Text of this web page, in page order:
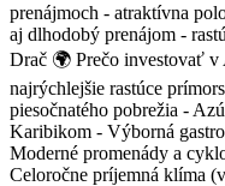
prenájmoch - atraktívna
aj dlhodobý prenájom -
Drač 🌍 Prečo investovať v
najrýchlejšie rastúce
piesočnatého pobrežia -
Karibikom - Výborná
Moderné promenády a
Celoročne príjemná klíma